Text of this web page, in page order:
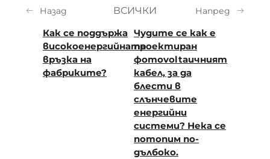
Назад
Как се поддържа
високоенергийната
връзка на
фабриките?
ВСИЧКИ Напред
Чудите се как е
проектиран
фотovoltaичният
кабел, за да
блести в
слънчевите
енергийни
системи? Нека се
потопим по-
дълбоко.